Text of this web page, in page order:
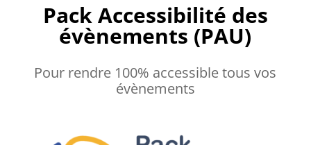
Pack Accessibilité des
évènements (PAU)
Pour rendre 100% accessible tous vos
évènements